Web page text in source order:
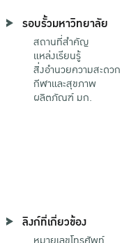
รอบรั้วมหาวิทยาลัย
สถานที่สำคัญ
แหล่งเรียนรู้
สิ่งอำนวยความสะดวก
กีฬาและสุขภาพ
ผลิตภัณฑ์ มก.
ลิงก์ที่เกี่ยวข้อง